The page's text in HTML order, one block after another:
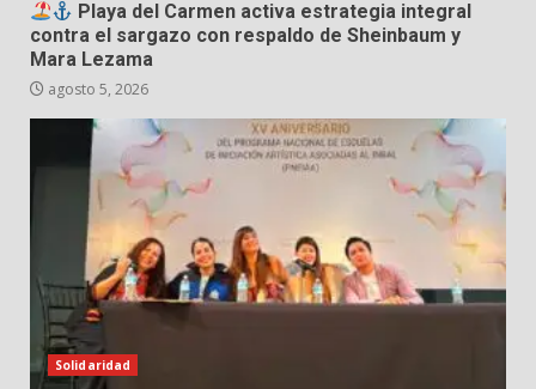
Playa del Carmen activa estrategia integral
contra el sargazo con respaldo de Sheinbaum y
Mara Lezama
agosto 5, 2026
Solidaridad